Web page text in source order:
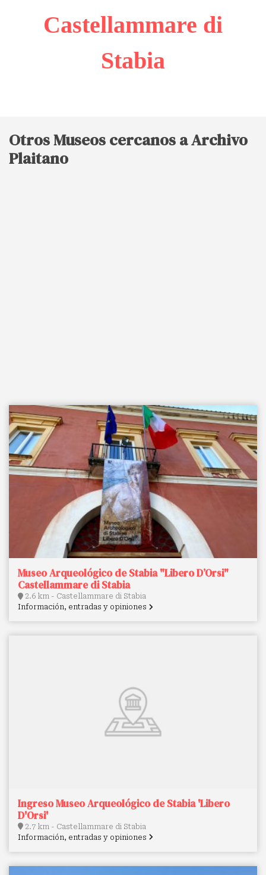
Castellammare di
Stabia
Otros Museos cercanos a Archivo
Plaitano
Museo Arqueológico de Stabia "Libero D’Orsi"
Castellammare di Stabia
2.6 km - Castellammare di Stabia
Información, entradas y opiniones
Ingreso Museo Arqueológico de Stabia 'Libero
D'Orsi'
2.7 km - Castellammare di Stabia
Información, entradas y opiniones